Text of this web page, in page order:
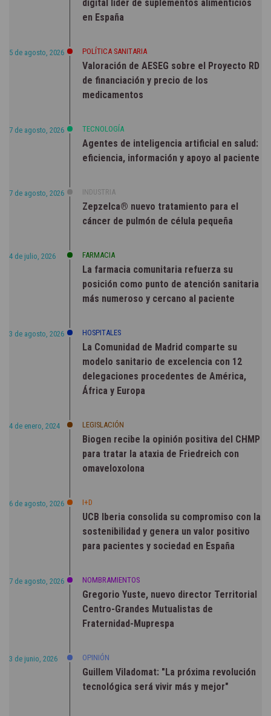
digital líder de suplementos alimenticios
en España
5 de agosto, 2026 POLÍTICA SANITARIA
Valoración de AESEG sobre el Proyecto RD
de financiación y precio de los
medicamentos
7 de agosto, 2026 TECNOLOGÍA
Agentes de inteligencia artificial en salud:
eficiencia, información y apoyo al paciente
7 de agosto, 2026 INDUSTRIA
Zepzelca® nuevo tratamiento para el
cáncer de pulmón de célula pequeña
4 de julio, 2026 FARMACIA
La farmacia comunitaria refuerza su
posición como punto de atención sanitaria
más numeroso y cercano al paciente
3 de agosto, 2026 HOSPITALES
La Comunidad de Madrid comparte su
modelo sanitario de excelencia con 12
delegaciones procedentes de América,
África y Europa
4 de enero, 2024 LEGISLACIÓN
Biogen recibe la opinión positiva del CHMP
para tratar la ataxia de Friedreich con
omaveloxolona
6 de agosto, 2026 I+D
UCB Iberia consolida su compromiso con la
sostenibilidad y genera un valor positivo
para pacientes y sociedad en España
7 de agosto, 2026 NOMBRAMIENTOS
Gregorio Yuste, nuevo director Territorial
Centro-Grandes Mutualistas de
Fraternidad-Muprespa
3 de junio, 2026 OPINIÓN
Guillem Viladomat: "La próxima revolución
tecnológica será vivir más y mejor"